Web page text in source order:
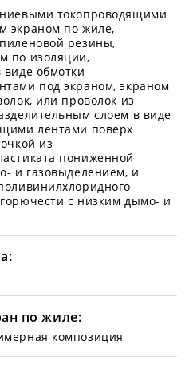
токопроводящими
экраном по жиле,
резины,
по изоляции,
обмотки
под экраном, экраном
или проволок из
слоем в виде
лентами поверх
из
пониженной
и газовыделением, и
с низким дымо- и
по жиле:
композиция